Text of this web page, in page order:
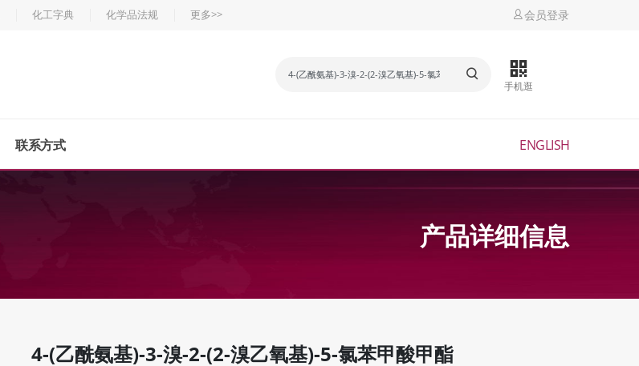
化工字典 化学品法规 更多>> 会员登录
手机逛
联系方式 ENGLISH
产品详细信息
4-(乙酰氨基)-3-溴-2-(2-溴乙氧基)-5-氯苯甲酸甲酯